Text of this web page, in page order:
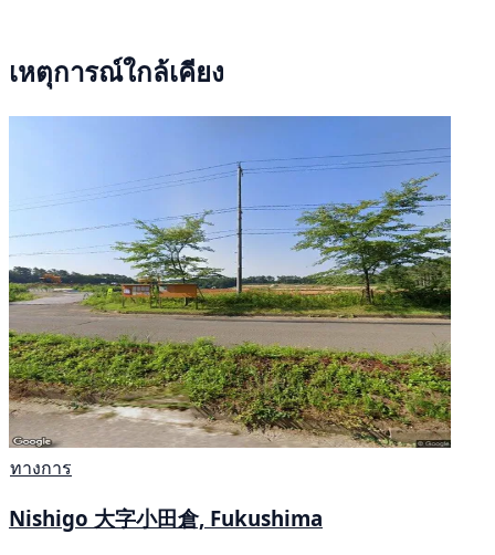
เหตุการณ์ใกล้เคียง
ทางการ
Nishigo 大字小田倉, Fukushima